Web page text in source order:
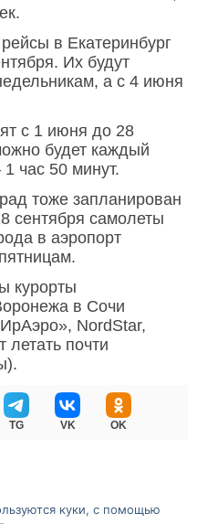
в Екатеринбург
Их будут
а с 4 июня
с 1 июня до 28
будет каждый
час 50 минут.
тоже запланирован
сентября самолеты
в аэропорт
курорты
в Сочи
NordStar,
почти
TG VK OK
куки, с помощью